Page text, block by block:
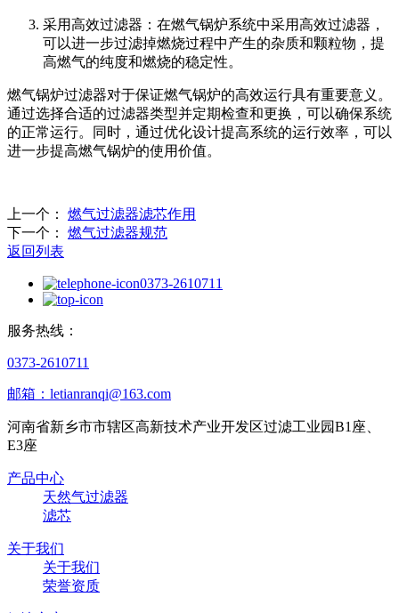
采用高效过滤器：在燃气锅炉系统中采用高效过滤器，
可以进一步过滤掉燃烧过程中产生的杂质和颗粒物，提
高燃气的纯度和燃烧的稳定性。
燃气锅炉过滤器对于保证燃气锅炉的高效运行具有重要意义。
通过选择合适的过滤器类型并定期检查和更换，可以确保系统
的正常运行。同时，通过优化设计提高系统的运行效率，可以
进一步提高燃气锅炉的使用价值。
上一个：
燃气过滤器滤芯作用
下一个：
燃气过滤器规范
返回列表
0373-2610711
服务热线：
0373-2610711
邮箱：letianranqi@163.com
河南省新乡市市辖区高新技术产业开发区过滤工业园B1座、
E3座
产品中心
天然气过滤器
滤芯
关于我们
关于我们
荣誉资质